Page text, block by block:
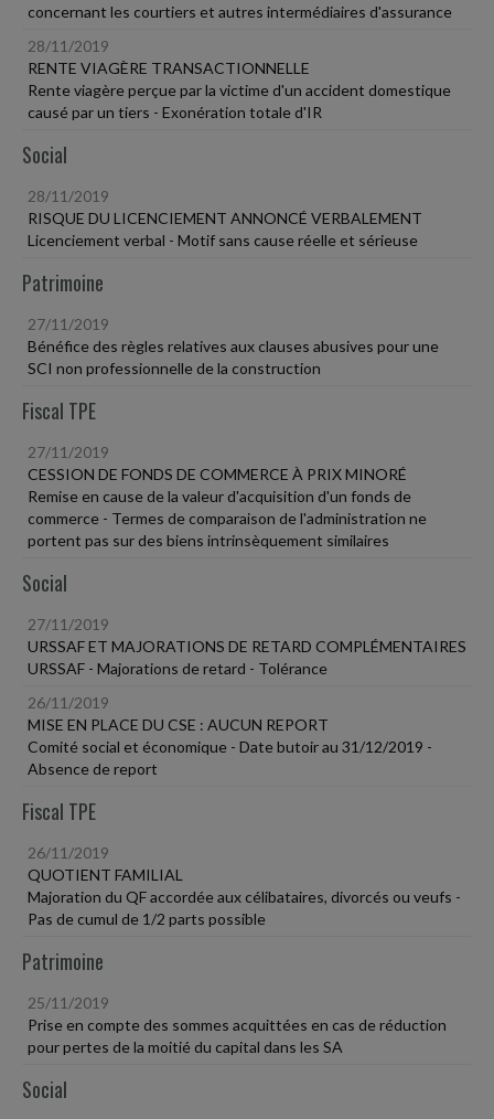
concernant les courtiers et autres intermédiaires d'assurance
28/11/2019
RENTE VIAGÈRE TRANSACTIONNELLE
Rente viagère perçue par la victime d'un accident domestique
causé par un tiers - Exonération totale d'IR
Social
28/11/2019
RISQUE DU LICENCIEMENT ANNONCÉ VERBALEMENT
Licenciement verbal - Motif sans cause réelle et sérieuse
Patrimoine
27/11/2019
Bénéfice des règles relatives aux clauses abusives pour une
SCI non professionnelle de la construction
Fiscal TPE
27/11/2019
CESSION DE FONDS DE COMMERCE À PRIX MINORÉ
Remise en cause de la valeur d'acquisition d'un fonds de
commerce - Termes de comparaison de l'administration ne
portent pas sur des biens intrinsèquement similaires
Social
27/11/2019
URSSAF ET MAJORATIONS DE RETARD COMPLÉMENTAIRES
URSSAF - Majorations de retard - Tolérance
26/11/2019
MISE EN PLACE DU CSE : AUCUN REPORT
Comité social et économique - Date butoir au 31/12/2019 -
Absence de report
Fiscal TPE
26/11/2019
QUOTIENT FAMILIAL
Majoration du QF accordée aux célibataires, divorcés ou veufs -
Pas de cumul de 1/2 parts possible
Patrimoine
25/11/2019
Prise en compte des sommes acquittées en cas de réduction
pour pertes de la moitié du capital dans les SA
Social